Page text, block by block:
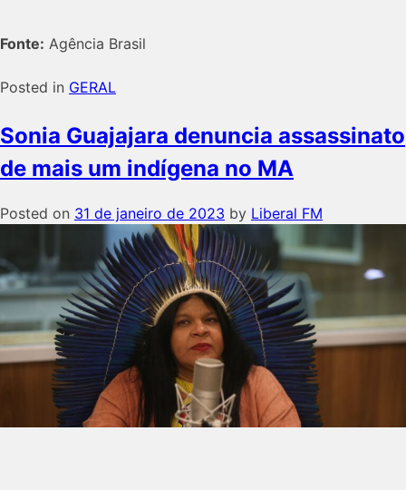
Fonte: Agência Brasil
Posted in GERAL
Sonia Guajajara denuncia assassinato
de mais um indígena no MA
Posted on 31 de janeiro de 2023 by Liberal FM